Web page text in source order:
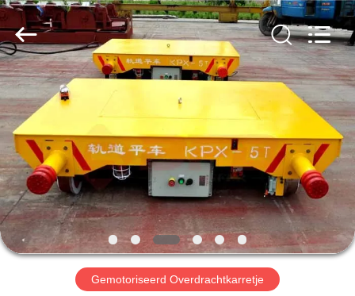
HUIS
PRODUCTEN
ONGEVEER
ONS
FABRIEKSREIS
Hundred
Percent
Electrical
and
Mechanical
Co.,Ltd.
All
Rights
Reserved.
Gemotoriseerd Overdrachtkarretje